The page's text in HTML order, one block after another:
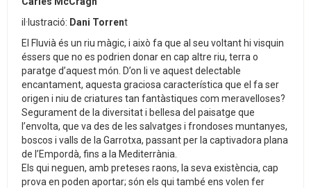
il·lustració: Dani Torrent
El Fluvià és un riu màgic, i això fa que al seu voltant hi visquin
éssers que no es podrien donar en cap altre riu, terra o
paratge d’aquest món. D’on li ve aquest delectable
encantament, aquesta graciosa característica que el fa ser
origen i niu de criatures tan fantàstiques com meravelloses?
Segurament de la diversitat i bellesa del paisatge que
l’envolta, que va des de les salvatges i frondoses muntanyes,
boscos i valls de la Garrotxa, passant per la captivadora plana
de l’Empordà, fins a la Mediterrània.
Els qui neguen, amb preteses raons, la seva existència, cap
prova en poden aportar; són els qui també ens volen fer